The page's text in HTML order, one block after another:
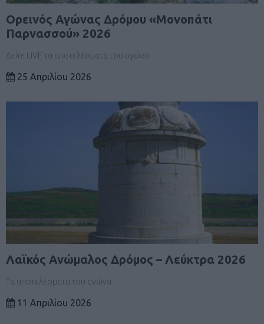
Ορεινός Αγώνας Δρόμου «Μονοπάτι
Παρνασσού» 2026
Δείτε LIVE τα αποτελέσματα του αγώνα
25 Απριλίου 2026
Λαϊκός Ανώμαλος Δρόμος – Λεύκτρα 2026
Τα αποτελέσματα του αγώνα
11 Απριλίου 2026